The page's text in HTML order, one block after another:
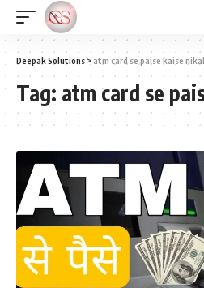
Deepak Solutions > atm card se paise kaise
Tag: atm card se